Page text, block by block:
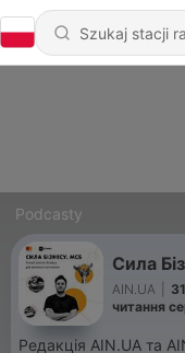
Podcasty
Сила
AIN.UA
читання
Редакція AIN.UA та